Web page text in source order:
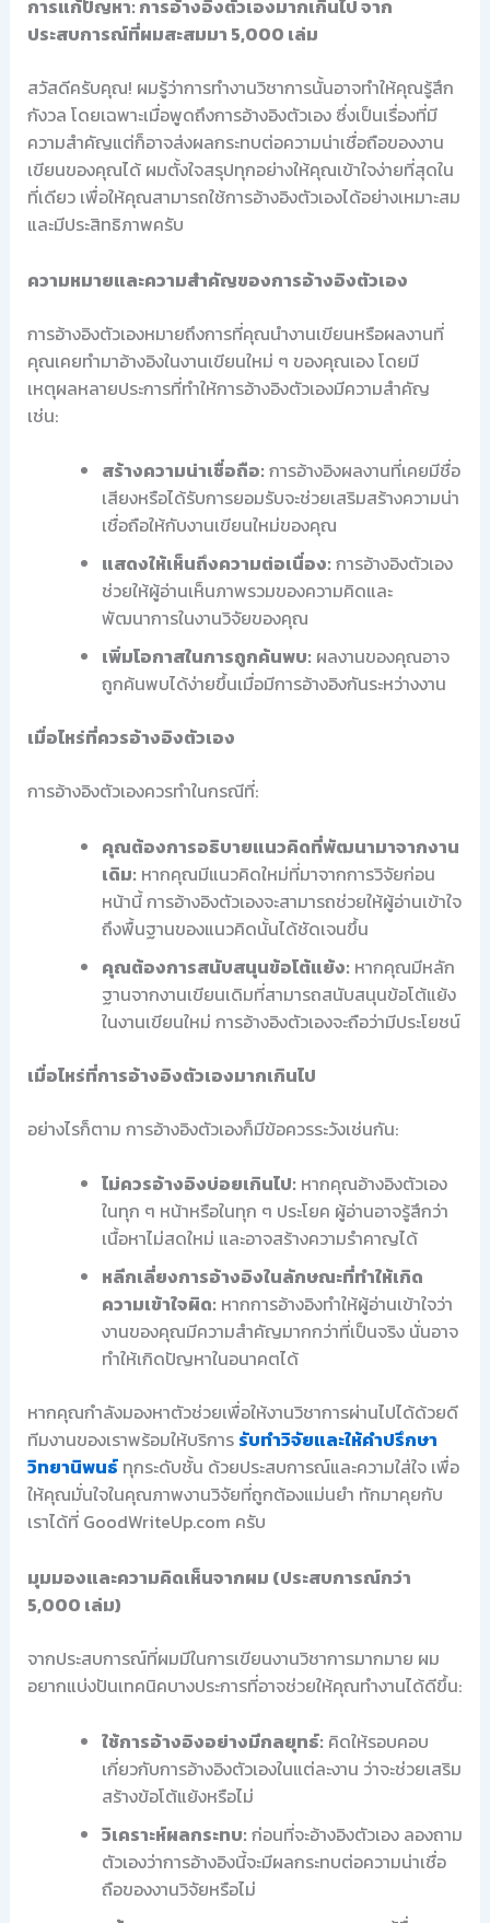
การแก้ปัญหา: การอ้างอิงตัวเองมากเกินไป จาก
ประสบการณ์ที่ผมสะสมมา 5,000 เล่ม
สวัสดีครับคุณ! ผมรู้ว่าการทำงานวิชาการนั้นอาจทำให้คุณรู้สึก
กังวล โดยเฉพาะเมื่อพูดถึงการอ้างอิงตัวเอง ซึ่งเป็นเรื่องที่มี
ความสำคัญแต่ก็อาจส่งผลกระทบต่อความน่าเชื่อถือของงาน
เขียนของคุณได้ ผมตั้งใจสรุปทุกอย่างให้คุณเข้าใจง่ายที่สุดใน
ที่เดียว เพื่อให้คุณสามารถใช้การอ้างอิงตัวเองได้อย่างเหมาะสม
และมีประสิทธิภาพครับ
ความหมายและความสำคัญของการอ้างอิงตัวเอง
การอ้างอิงตัวเองหมายถึงการที่คุณนำงานเขียนหรือผลงานที่
คุณเคยทำมาอ้างอิงในงานเขียนใหม่ ๆ ของคุณเอง โดยมี
เหตุผลหลายประการที่ทำให้การอ้างอิงตัวเองมีความสำคัญ
เช่น:
สร้างความน่าเชื่อถือ: การอ้างอิงผลงานที่เคยมีชื่อ
เสียงหรือได้รับการยอมรับจะช่วยเสริมสร้างความน่า
เชื่อถือให้กับงานเขียนใหม่ของคุณ
แสดงให้เห็นถึงความต่อเนื่อง: การอ้างอิงตัวเอง
ช่วยให้ผู้อ่านเห็นภาพรวมของความคิดและ
พัฒนาการในงานวิจัยของคุณ
เพิ่มโอกาสในการถูกค้นพบ: ผลงานของคุณอาจ
ถูกค้นพบได้ง่ายขึ้นเมื่อมีการอ้างอิงกันระหว่างงาน
เมื่อไหร่ที่ควรอ้างอิงตัวเอง
การอ้างอิงตัวเองควรทำในกรณีที่:
คุณต้องการอธิบายแนวคิดที่พัฒนามาจากงาน
เดิม: หากคุณมีแนวคิดใหม่ที่มาจากการวิจัยก่อน
หน้านี้ การอ้างอิงตัวเองจะสามารถช่วยให้ผู้อ่านเข้าใจ
ถึงพื้นฐานของแนวคิดนั้นได้ชัดเจนขึ้น
คุณต้องการสนับสนุนข้อโต้แย้ง: หากคุณมีหลัก
ฐานจากงานเขียนเดิมที่สามารถสนับสนุนข้อโต้แย้ง
ในงานเขียนใหม่ การอ้างอิงตัวเองจะถือว่ามีประโยชน์
เมื่อไหร่ที่การอ้างอิงตัวเองมากเกินไป
อย่างไรก็ตาม การอ้างอิงตัวเองก็มีข้อควรระวังเช่นกัน:
ไม่ควรอ้างอิงบ่อยเกินไป: หากคุณอ้างอิงตัวเอง
ในทุก ๆ หน้าหรือในทุก ๆ ประโยค ผู้อ่านอาจรู้สึกว่า
เนื้อหาไม่สดใหม่ และอาจสร้างความรำคาญได้
หลีกเลี่ยงการอ้างอิงในลักษณะที่ทำให้เกิด
ความเข้าใจผิด: หากการอ้างอิงทำให้ผู้อ่านเข้าใจว่า
งานของคุณมีความสำคัญมากกว่าที่เป็นจริง นั่นอาจ
ทำให้เกิดปัญหาในอนาคตได้
หากคุณกำลังมองหาตัวช่วยเพื่อให้งานวิชาการผ่านไปได้ด้วยดี
ทีมงานของเราพร้อมให้บริการ รับทำวิจัยและให้คำปรึกษา
วิทยานิพนธ์ทุกระดับชั้น ด้วยประสบการณ์และความใส่ใจ เพื่อ
ให้คุณมั่นใจในคุณภาพงานวิจัยที่ถูกต้องแม่นยำ ทักมาคุยกับ
เราได้ที่ GoodWriteUp.com ครับ
มุมมองและความคิดเห็นจากผม (ประสบการณ์กว่า
5,000 เล่ม)
จากประสบการณ์ที่ผมมีในการเขียนงานวิชาการมากมาย ผม
อยากแบ่งปันเทคนิคบางประการที่อาจช่วยให้คุณทำงานได้ดีขึ้น:
ใช้การอ้างอิงอย่างมีกลยุทธ์: คิดให้รอบคอบ
เกี่ยวกับการอ้างอิงตัวเองในแต่ละงาน ว่าจะช่วยเสริม
สร้างข้อโต้แย้งหรือไม่
วิเคราะห์ผลกระทบ: ก่อนที่จะอ้างอิงตัวเอง ลองถาม
ตัวเองว่าการอ้างอิงนี้จะมีผลกระทบต่อความน่าเชื่อ
ถือของงานวิจัยหรือไม่